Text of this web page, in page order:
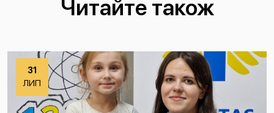
Читайте також
31
ЛИП